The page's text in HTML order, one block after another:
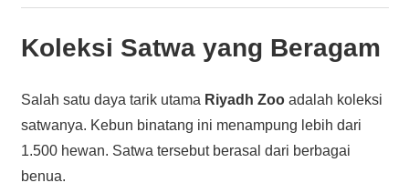
Koleksi Satwa yang Beragam
Salah satu daya tarik utama Riyadh Zooadalah koleksi
satwanya. Kebun binatang ini menampung lebih dari
1.500 hewan. Satwa tersebut berasal dari berbagai
benua.